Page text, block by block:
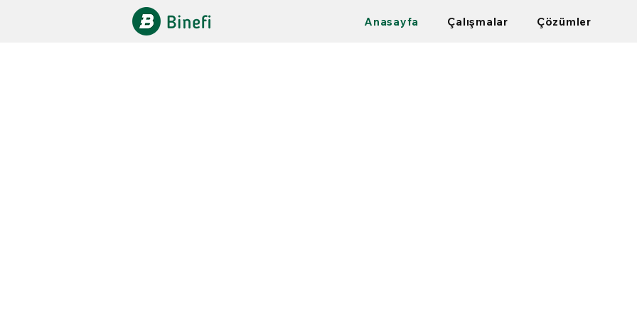
Anasayfa Çalışmalar Çözümler